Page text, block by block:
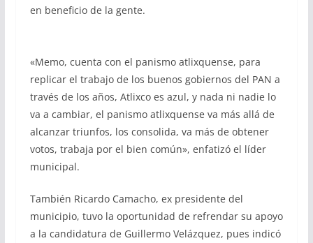
en beneficio de la gente.
«Memo, cuenta con el panismo atlixquense, para
replicar el trabajo de los buenos gobiernos del PAN a
través de los años, Atlixco es azul, y nada ni nadie lo
va a cambiar, el panismo atlixquense va más allá de
alcanzar triunfos, los consolida, va más de obtener
votos, trabaja por el bien común», enfatizó el líder
municipal.
También Ricardo Camacho, ex presidente del
municipio, tuvo la oportunidad de refrendar su apoyo
a la candidatura de Guillermo Velázquez, pues indicó